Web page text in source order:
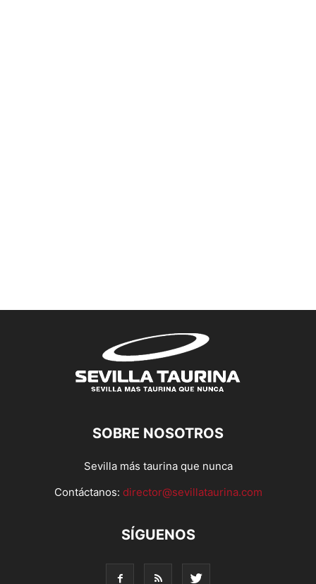
SOBRE NOSOTROS
Sevilla más taurina que nunca
Contáctanos: director@sevillataurina.com
SÍGUENOS